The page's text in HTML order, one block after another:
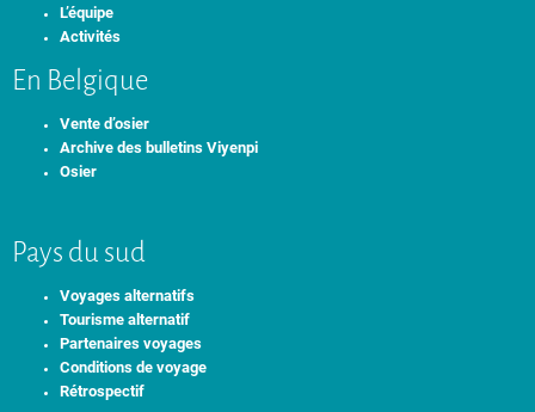
L’équipe
Activités
En Belgique
Vente d’osier
Archive des bulletins Viyenpi
Osier
Pays du sud
Voyages alternatifs
Tourisme alternatif
Partenaires voyages
Conditions de voyage
Rétrospectif